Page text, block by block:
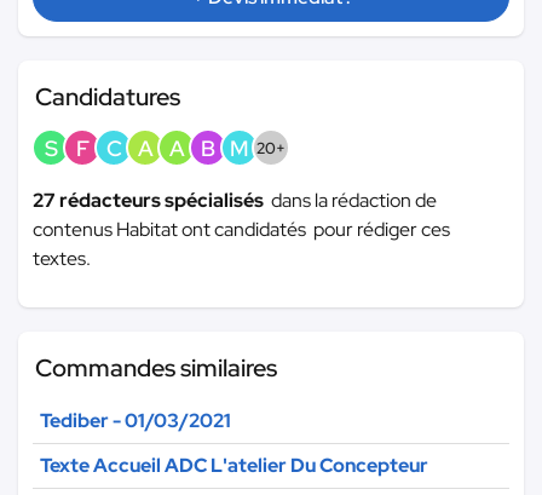
Candidatures
S F C A A B M 20+
27 rédacteurs spécialisés dans la rédaction de
contenus Habitat ont candidatés pour rédiger ces
textes.
Commandes similaires
Tediber - 01/03/2021
Texte Accueil ADC L'atelier Du Concepteur